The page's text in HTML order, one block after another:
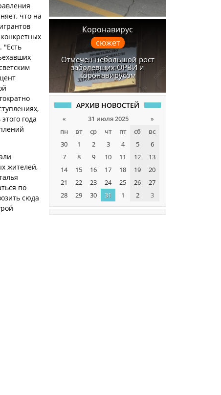
что на
"Есть
года
жителей,
по
сюда
Коронавирус
сюжет
Отмечен небольшой рост
заболевших ОРВИ и
коронавирусом
АРХИВ НОВОСТЕЙ
« 31 июля 2025
»
пн
вт ср чт пт сб
вс
30
1 2 3 4 5
6
7
8 9 10 11 12
13
14
15 16 17 18 19
20
21
22 23 24 25 26
27
28
29 30 31 1 2 3